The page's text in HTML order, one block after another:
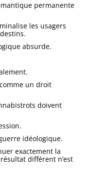
permanente
les usagers
absurde.
un droit
doivent
idéologique.
exactement la
différent n’est